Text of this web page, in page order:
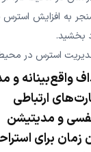
به افزایش
بخشید.
استرس در
واقع‌بینانه و
ارتباطی
و مدیتیشن
زمان برای